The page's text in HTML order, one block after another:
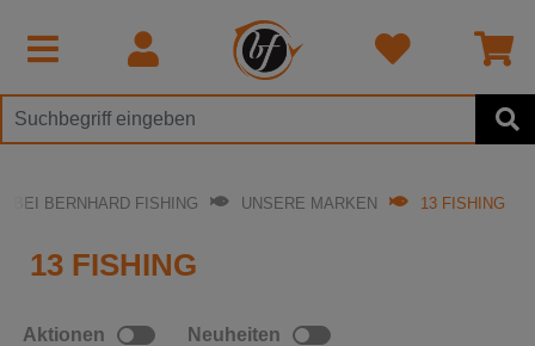
BEI BERNHARD FISHING UNSERE MARKEN 13 FISHING
13 FISHING
Aktionen Neuheiten